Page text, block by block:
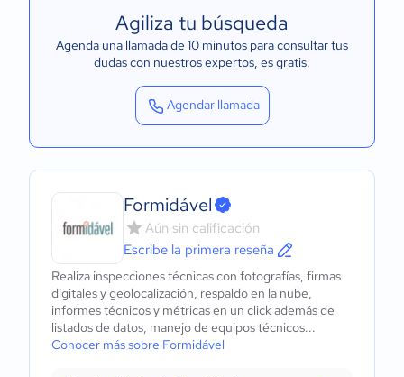
Agiliza tu búsqueda
Agenda una llamada de 10 minutos para consultar tus
dudas con nuestros expertos, es gratis.
Agendar llamada
Formidável
Aún sin calificación
Escribe la primera reseña
Realiza inspecciones técnicas con fotografías, firmas
digitales y geolocalización, respaldo en la nube,
informes técnicos y métricas en un click además de
listados de datos, manejo de equipos técnicos...
Conocer más sobre Formidável